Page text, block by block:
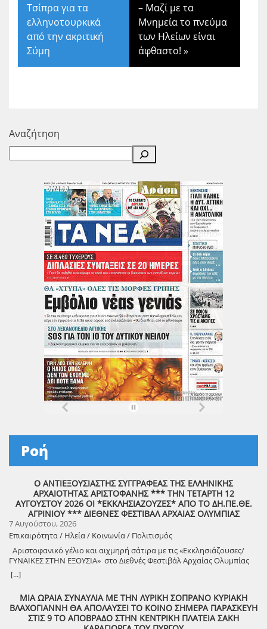
Τσίπρα για τα
ελληνοτουρκικά
από την ακριτική
Σύμη
– Μαζί με τα
Μνημεία το πνεύμα
των Ηλείων είναι
άφθαστο! »
Αναζήτηση
Ροή
Ο ΑΝΤΙΕΞΟΥΣΙΑΣΤΗΣ ΣΥΓΓΡΑΦΕΑΣ ΤΗΣ ΕΛΛΗΝΙΚΗΣ
ΑΡΧΑΙΟΤΗΤΑΣ ΑΡΙΣΤΟΦΑΝΗΣ *** ΤΗΝ ΤΕΤΑΡΤΗ 12
ΑΥΓΟΥΣΤΟΥ 2026 ΟΙ *ΕΚΚΛΗΣΙΑΖΟΥΖΕΣ* ΑΠΟ ΤΟ ΔΗ.ΠΕ.ΘΕ.
ΑΓΡΙΝΙΟΥ *** ΔΙΕΘΝΕΣ ΦΕΣΤΙΒΑΛ ΑΡΧΑΙΑΣ ΟΛΥΜΠΙΑΣ
7 Αυγούστου, 2026
Επικαιρότητα / Ηλεία / Κοινωνία / Πολιτισμός
Αριστοφανικό γέλιο και αιχμηρή σάτιρα με τις «Εκκλησιάζουσες/
ΓΥΝΑΙΚΕΣ ΣΤΗΝ ΕΞΟΥΣΙΑ» στο Διεθνές Φεστιβάλ Αρχαίας Ολυμπίας
Την Τετάρτη 12 Αυγούστου, στις 21:30, το Διεθνές Φεστιβάλ
Αρχαίας Ολυμπίας παρουσιάζει τις «Εκκλησιάζουσες» του
πολιτική κωμωδία, γεμάτη ευρηματικό χιούμορ και καυστική σάτιρα,
που θέτει διαχρονικά ερωτήματα για την εξουσία, τη δημοκρατία και
την αναζήτηση μιας δικαιότερης κοινωνίας. Τι μπορεί να συμβεί αν
[...]
ΜΙΑ ΩΡΑΙΑ ΣΥΝΑΥΛΙΑ ΜΕ ΤΗΝ ΛΥΡΙΚΗ ΣΟΠΡΑΝΟ ΚΥΡΙΑΚΗ
ΒΛΑΧΟΓΙΑΝΝΗ ΘΑ ΑΠΟΛΑΥΣΕΙ ΤΟ ΚΟΙΝΟ ΣΗΜΕΡΑ ΠΑΡΑΣΚΕΥΗ
ΣΤΙΣ 9 ΤΟ ΑΠΟΒΡΑΔΟ ΣΤΗΝ ΚΕΝΤΡΙΚΗ ΠΛΑΤΕΙΑ ΣΑΚΗ